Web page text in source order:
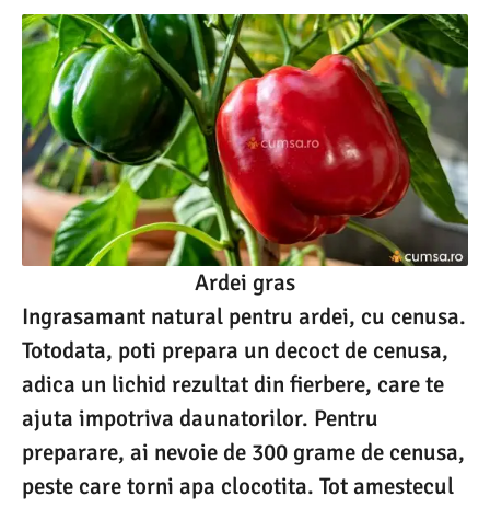
Ardei gras
Ingrasamant natural pentru ardei, cu cenusa.
Totodata, poti prepara un decoct de cenusa,
adica un lichid rezultat din fierbere, care te
ajuta impotriva daunatorilor. Pentru
preparare, ai nevoie de 300 grame de cenusa,
peste care torni apa clocotita. Tot amestecul